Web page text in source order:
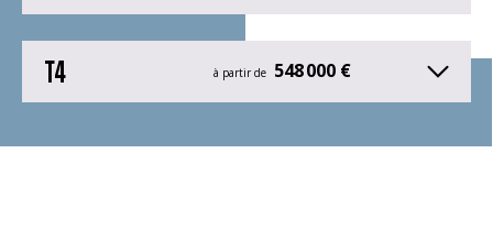
T4 à partir de 548 000 €